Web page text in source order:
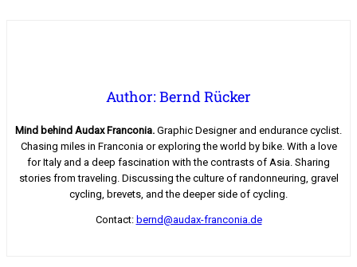
Author: Bernd Rücker
Mind behind Audax Franconia. Graphic Designer and endurance cyclist.
Chasing miles in Franconia or exploring the world by bike. With a love
for Italy and a deep fascination with the contrasts of Asia. Sharing
stories from traveling. Discussing the culture of randonneuring, gravel
cycling, brevets, and the deeper side of cycling.
Contact: bernd@audax-franconia.de